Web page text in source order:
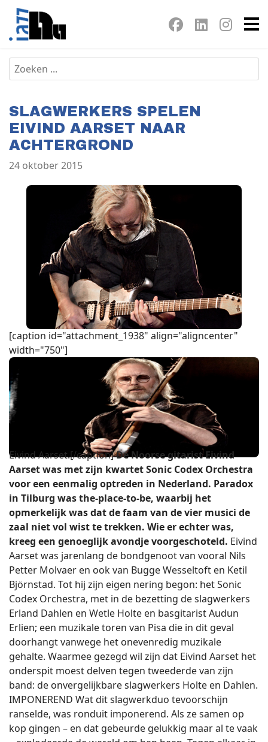
SLAGWERKERS SPELEN
EIVIND AARSET NAAR
ACHTERGROND
24 oktober 2015
[caption id="attachment_1938" align="aligncenter"
width="750"]
Eivind Aarset.[/caption]De Noorse gitarist Eivind
Aarset was met zijn kwartet Sonic Codex Orchestra
voor een eenmalig optreden in Nederland. Paradox
in Tilburg was the-place-to-be, waarbij het
opmerkelijk was dat de faam van de vier musici de
zaal niet vol wist te trekken. Wie er echter was,
kreeg een genoeglijk avondje voorgeschoteld. Eivind
Aarset was jarenlang de bondgenoot van vooral Nils
Petter Molvaer en ook van Bugge Wesseltoft en Ketil
Björnstad. Tot hij zijn eigen nering begon: het Sonic
Codex Orchestra, met in de bezetting de slagwerkers
Erland Dahlen en Wetle Holte en basgitarist Audun
Erlien; een muzikale toren van Pisa die in dit geval
doorhangt vanwege het onevenredig muzikale
gehalte. Waarmee gezegd wil zijn dat Eivind Aarset het
onderspit moest delven tegen tweederde van zijn
band: de onvergelijkbare slagwerkers Holte en Dahlen.
IMPONEREND Wat dit slagwerkduo tevoorschijn
ranselde, was ronduit imponerend. Als ze samen op
kop gingen – en dat gebeurde gelukkig maar al te vaak